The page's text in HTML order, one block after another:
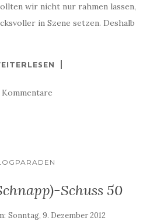
wir nicht nur rahmen lassen,
in Szene setzen. Deshalb
Kommentare
Schuss 50
Sonntag, 9. Dezember 2012